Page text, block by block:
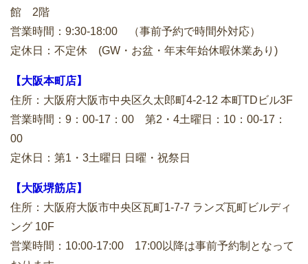
館 2階
営業時間：9:30-18:00 （事前予約で時間外対応）
定休日：不定休 (GW・お盆・年末年始休暇休業あり)
【大阪本町店】
住所：大阪府大阪市中央区久太郎町4-2-12 本町TDビル3F
営業時間：9：00-17：00 第2・4土曜日：10：00-17：
00
定休日：第1・3土曜日 日曜・祝祭日
【大阪堺筋店】
住所：大阪府大阪市中央区瓦町1-7-7 ランズ瓦町ビルディ
ング 10F
営業時間：10:00-17:00 17:00以降は事前予約制となって